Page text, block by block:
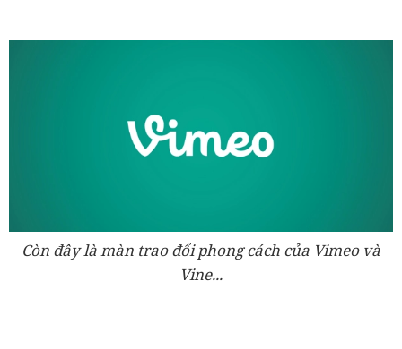
Còn đây là màn trao đổi phong cách của Vimeo và
Vine...